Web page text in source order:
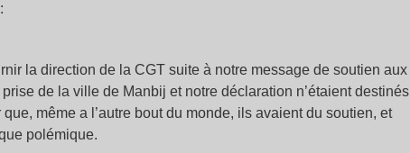
la direction de la CGT suite à notre message de soutien aux
de la ville de Manbij et notre déclaration n’étaient destinés
même a l’autre bout du monde, ils avaient du soutien, et
polémique.